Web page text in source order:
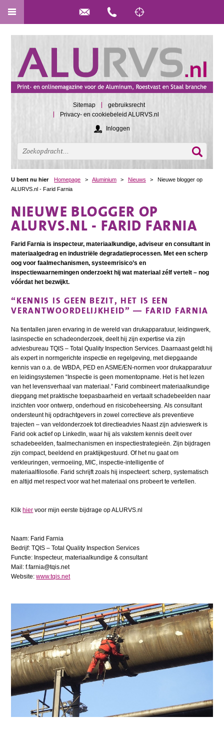
Sitemap
gebruiksrecht
Privacy- en cookiebeleid ALURVS.nl
Inloggen
U bent nu hier Homepage > Aluminium > Nieuws >
Nieuwe blogger op
ALURVS.nl - Farid Farnia
NIEUWE BLOGGER OP
ALURVS.NL - FARID FARNIA
Farid Farnia is inspecteur, materiaalkundige, adviseur en consultant in
materiaalgedrag en industriële degradatieprocessen. Met een scherp
oog voor faalmechanismen, systeemrisico’s en
inspectiewaarnemingen onderzoekt hij wat materiaal zélf vertelt – nog
vóórdat het bezwijkt.
“KENNIS IS GEEN BEZIT, HET IS EEN
VERANTWOORDELIJKHEID” — FARID FARNIA
Na tientallen jaren ervaring in de wereld van drukapparatuur, leidingwerk,
lasinspectieen schadeonderzoek, deelt hij zijn expertise via zijn
adviesbureau TQIS – Total Quality Inspection Services. Daarnaast geldt hij
als expert in normgerichte inspectie en regelgeving, met diepgaande
kennis van o.a. de WBDA, PED en ASME/EN-normen voor drukapparatuur
en leidingsystemen“Inspectie is geen momentopname. Het is het lezen
van het levensverhaal van materiaal.” Farid combineert materiaalkundige
diepgang met praktische toepasbaarheid en vertaalt schadebeelden naar
inzichten voor ontwerp, onderhoud en risicobeheersing.Als consultant
ondersteunt hij opdrachtgevers in zowel correctieve als preventieve
trajecten – van veldonderzoek tot directieadvies Naast zijn advieswerk is
Farid ook actief op LinkedIn, waar hij als vakstem kennis deelt over
schadebeelden, faalmechanismen en inspectiestrategieën.Zijn bijdragen
zijn compact, beeldend en praktijkgestuurd.Of het nu gaat om
verkleuringen, vermoeiing, MIC, inspectie-intelligentie of
materiaalfilosofie. Farid schrijft zoals hij inspecteert: scherp, systematisch
en altijd met respect voor wat het materiaal ons probeert te vertellen.
Klik hier voor mijn eerste bijdrage op ALURVS.nl
Naam: Farid Farnia
Bedrijf: TQIS – Total Quality Inspection Services
Functie: Inspecteur, materiaalkundige & consultant
Mail: f.farnia@tqis.net
Website:www.tqis.net